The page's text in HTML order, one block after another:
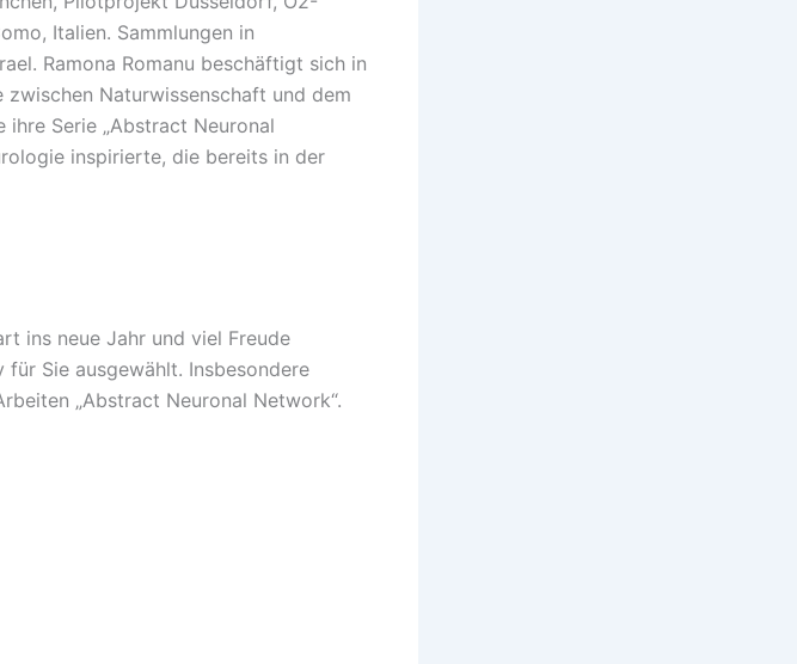
Italien. Sammlungen in
Ramona Romanu beschäftigt sich in
Naturwissenschaft und dem
ihre Serie „Abstract Neuronal
inspirierte, die bereits in der
ins neue Jahr und viel Freude
für Sie ausgewählt. Insbesondere
„Abstract Neuronal Network“.